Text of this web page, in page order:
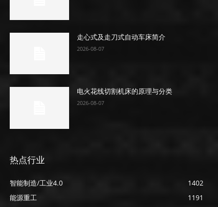
走心式及走刀式自动车床简介
2026-08-07
电火花线切割机床的原理与分类
2026-08-07
热点行业
智能制造/工业4.0
1402
能源重工
1191